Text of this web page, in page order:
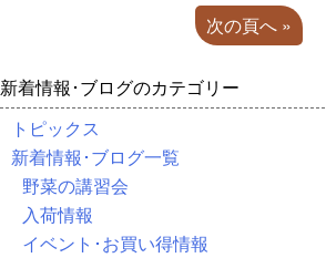
次の頁へ »
新着情報･ブログのカテゴリー
トピックス
新着情報･ブログ一覧
野菜の講習会
入荷情報
イベント･お買い得情報